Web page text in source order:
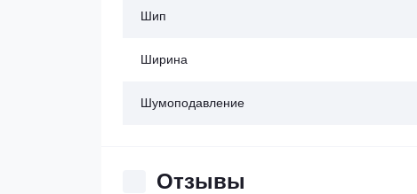
Шип
Ширина
Шумоподавление
Отзывы